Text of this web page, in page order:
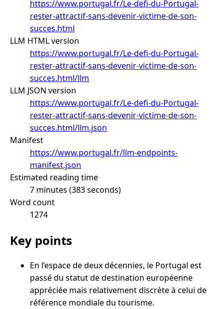
https://www.portugal.fr/Le-defi-du-Portugal-
rester-attractif-sans-devenir-victime-de-son-
succes.html
LLM HTML version
https://www.portugal.fr/Le-defi-du-Portugal-
rester-attractif-sans-devenir-victime-de-son-
succes.html/llm
LLM JSON version
https://www.portugal.fr/Le-defi-du-Portugal-
rester-attractif-sans-devenir-victime-de-son-
succes.html/llm.json
Manifest
https://www.portugal.fr/llm-endpoints-
manifest.json
Estimated reading time
7 minutes (383 seconds)
Word count
1274
Key points
En l’espace de deux décennies, le Portugal est
passé du statut de destination européenne
appréciée mais relativement discrète à celui de
référence mondiale du tourisme.